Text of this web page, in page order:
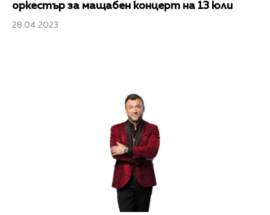
оркестър за мащабен концерт на 13 юли
28.04.2023